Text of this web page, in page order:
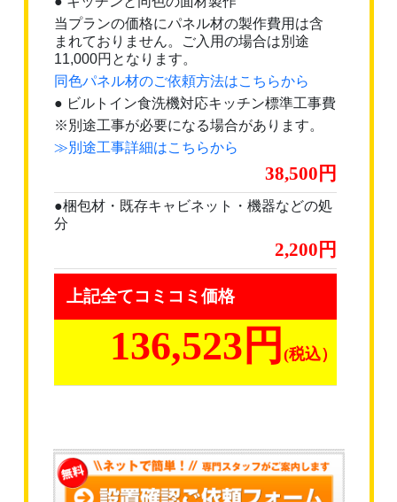
当プランの価格にパネル材の製作費用は含
まれておりません。ご入用の場合は別途
11,000円となります。
同色パネル材のご依頼方法はこちらから
● ビルトイン食洗機対応キッチン標準工事費
※別途工事が必要になる場合があります。
≫別途工事詳細はこちらから
38,500
●梱包材・既存キャビネット・機器などの処
分
2,200
上記全てコミコミ価格
136,523円